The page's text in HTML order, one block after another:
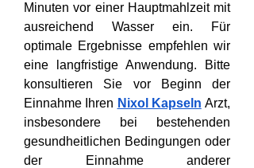
Minuten vor einer Hauptmahlzeit mit
ausreichend Wasser ein. Für
optimale Ergebnisse empfehlen wir
eine langfristige Anwendung. Bitte
konsultieren Sie vor Beginn der
Einnahme Ihren Nixol Kapseln Arzt,
insbesondere bei bestehenden
gesundheitlichen Bedingungen oder
der Einnahme anderer